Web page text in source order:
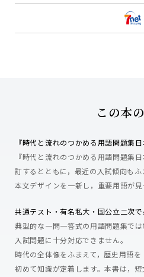
この本
『時代と流れのつかめる用語問題集
『時代と流れのつかめる用語問題集
訂するとともに，最近の入試傾向もふ
本文デザインを一新し，重要用語が見
共通テスト・有名私大・国公立二次
典型的な一問一答式の用語問題集では
入試問題に十分対応できません。
時代の全体像をふまえて，歴史用語を
初めて知識が定着します。本書は，